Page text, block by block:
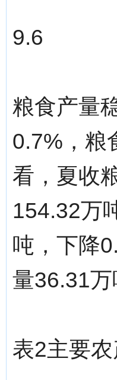
9.6
粮食产量
0.7%，粮
看，夏收
154.32万
吨，下降
量36.31
表2主要